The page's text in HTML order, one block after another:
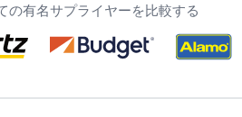
の有名サプライヤーを比較する